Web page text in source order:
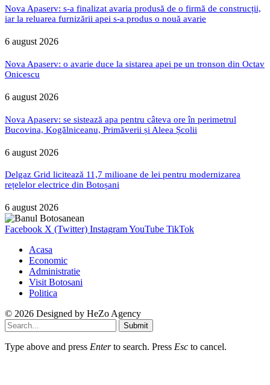
Nova Apaserv: s-a finalizat avaria produsă de o firmă de construcții,
iar la reluarea furnizării apei s-a produs o nouă avarie
6 august 2026
Nova Apaserv: o avarie duce la sistarea apei pe un tronson din Octav
Onicescu
6 august 2026
Nova Apaserv: se sistează apa pentru câteva ore în perimetrul
Bucovina, Kogălniceanu, Primăverii și Aleea Școlii
6 august 2026
Delgaz Grid licitează 11,7 milioane de lei pentru modernizarea
rețelelor electrice din Botoșani
6 august 2026
Facebook X (Twitter) InstagramYouTube TikTok
Acasa
Economic
Administratie
Visit Botosani
Politica
© 2026 Designed by HeZo Agency
Submit
Type above and press Enterto search. Press Esc to cancel.